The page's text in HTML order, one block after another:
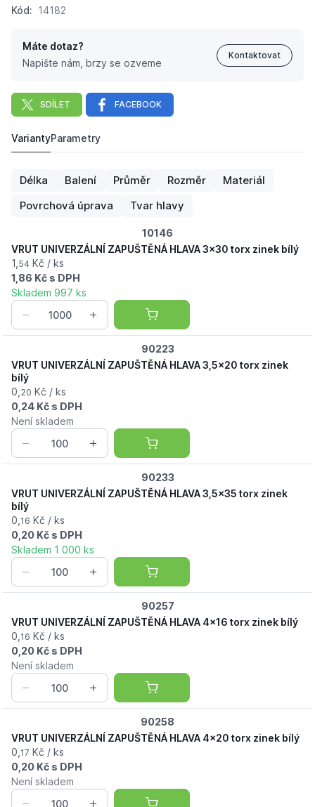
Kód: 14182
Máte dotaz?
Napište nám, brzy se ozveme
Kontaktovat
SDÍLET FACEBOOK
VRUT UNIVERZÁLNÍ ZAPUŠTĚNÁ HLAVA 3,5x20 torx
0, Kč
VariantyParametry
Délka Balení Průměr Rozměr
Materiál
Povrchová úprava
Tvar hlavy
10146
VRUT UNIVERZÁLNÍ ZAPUŠTĚNÁ HLAVA 3x30 torx zinek bílý
1, 54 Kč / ks
1,86 Kč s DPH
Skladem 997 ks
90223
VRUT UNIVERZÁLNÍ ZAPUŠTĚNÁ HLAVA 3,5x20 torx zinek
bílý
0, 20 Kč / ks
0,24 Kč s DPH
Není skladem
90233
VRUT UNIVERZÁLNÍ ZAPUŠTĚNÁ HLAVA 3,5x35 torx zinek
bílý
0, 16 Kč / ks
0,20 Kč s DPH
Skladem 1 000 ks
90257
VRUT UNIVERZÁLNÍ ZAPUŠTĚNÁ HLAVA 4x16 torx zinek bílý
0, 16 Kč / ks
0,20 Kč s DPH
Není skladem
90258
VRUT UNIVERZÁLNÍ ZAPUŠTĚNÁ HLAVA 4x20 torx zinek bílý
0, 17 Kč / ks
0,20 Kč s DPH
Není skladem